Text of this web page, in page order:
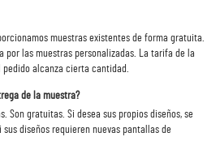
muestras existentes de forma gratuita.
por las muestras personalizadas. La tarifa de la
alcanza cierta cantidad.
de la muestra?
Son gratuitas. Si desea sus propios diseños, se
diseños requieren nuevas pantallas de